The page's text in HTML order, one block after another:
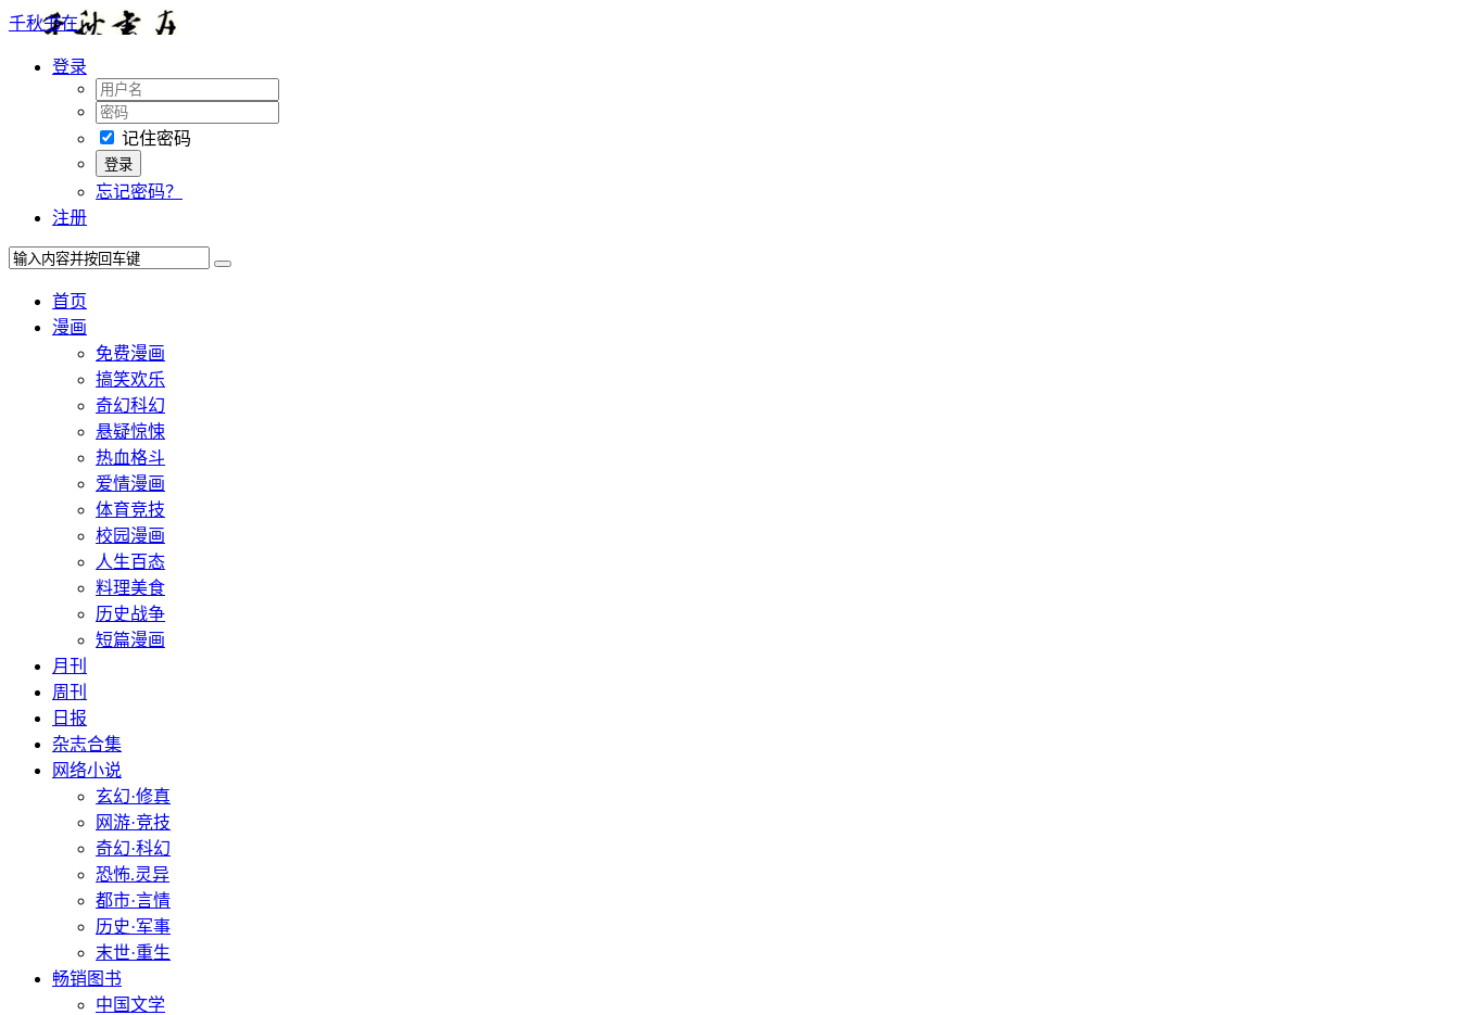
千秋书在
登录
记住密码
忘记密码？
注册
首页
漫画
免费漫画
搞笑欢乐
奇幻科幻
悬疑惊悚
热血格斗
爱情漫画
体育竞技
校园漫画
人生百态
料理美食
历史战争
短篇漫画
月刊
周刊
日报
杂志合集
网络小说
玄幻·修真
网游·竞技
奇幻·科幻
恐怖.灵异
都市·言情
历史·军事
末世·重生
畅销图书
中国文学